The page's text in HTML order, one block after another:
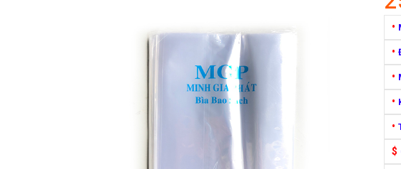
•
•
•
•
•
$